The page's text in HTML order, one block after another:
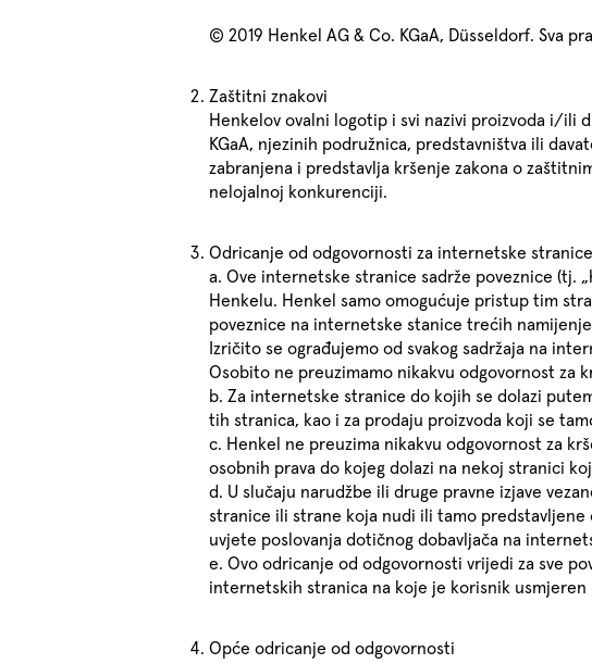
© 2019 Henkel AG & Co. KGaA, Düsseldorf. Sva
Zaštitni znakovi
Henkelov ovalni logotip i svi nazivi proizvoda i/ili
KGaA, njezinih podružnica, predstavništva ili
zabranjena i predstavlja kršenje zakona o
nelojalnoj konkurenciji.
Odricanje od odgovornosti za internetske
a. Ove internetske stranice sadrže poveznice (tj.
Henkelu. Henkel samo omogućuje pristup tim
poveznice na internetske stanice trećih
Izričito se ograđujemo od svakog sadržaja na
Osobito ne preuzimamo nikakvu odgovornost za
b. Za internetske stranice do kojih se dolazi
tih stranica, kao i za prodaju proizvoda koji se
c. Henkel ne preuzima nikakvu odgovornost za
osobnih prava do kojeg dolazi na nekoj stranici
d. U slučaju narudžbe ili druge pravne izjave
stranice ili strane koja nudi ili tamo
uvjete poslovanja dotičnog dobavljača na
e. Ovo odricanje od odgovornosti vrijedi za sve
internetskih stranica na koje je korisnik usmjeren
Opće odricanje od odgovornosti